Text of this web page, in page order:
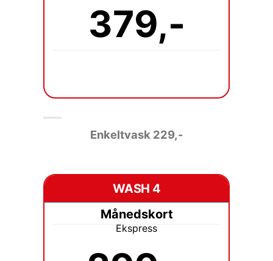
379,-
Enkeltvask 229,-
WASH 4
Månedskort
Ekspress